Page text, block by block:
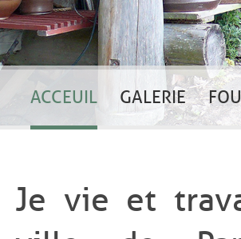
ACCEUIL GALERIE
Je vie et